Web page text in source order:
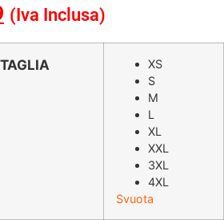
Il
prezzo
attuale
(Iva Inclusa)
XS
S
M
L
XL
XXL
3XL
4XL
Svuota